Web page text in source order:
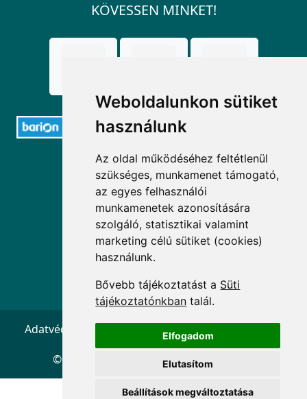
Weboldalunkon sütiket
használunk
Az oldal működéséhez feltétlenül
szükséges, munkamenet támogató,
az egyes felhasználói
munkamenetek azonosítására
szolgáló, statisztikai valamint
marketing célú sütiket (cookies)
használunk.
Bővebb tájékoztatást a Süti
tájékoztatónkban talál.
Elfogadom
Elutasítom
Beállítások megváltoztatása
KÖVESSEN MINKET!
ELÉRHETŐSÉGEK
+36 1 880 7600
info@mprx.hu
Adatvédelem Impresszum
Kapcsolat
© 2026 Copyright:
Menedzserpraxis.hu